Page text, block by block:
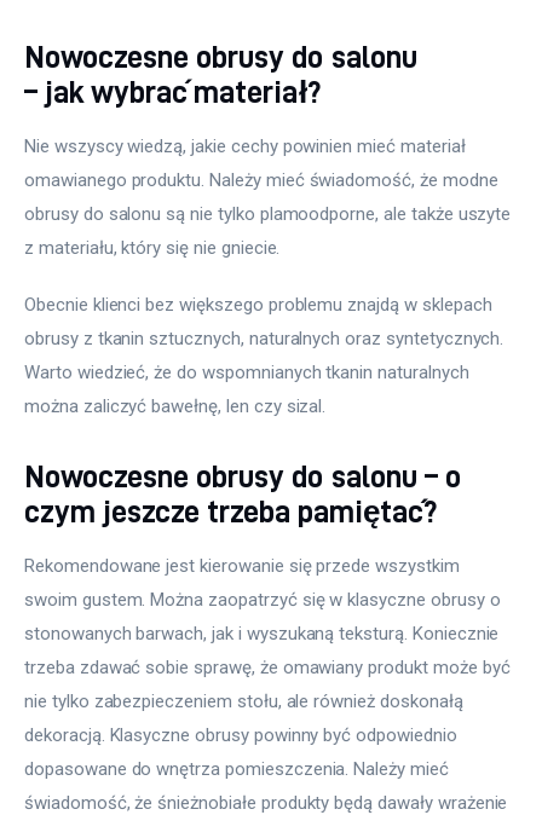
Nowoczesne obrusy do salonu
– jak wybrać materiał?
Nie wszyscy wiedzą, jakie cechy powinien mieć materiał
omawianego produktu. Należy mieć świadomość, że modne
obrusy do salonu są nie tylko plamoodporne, ale także uszyte
z materiału, który się nie gniecie.
Obecnie klienci bez większego problemu znajdą w sklepach
obrusy z tkanin sztucznych, naturalnych oraz syntetycznych.
Warto wiedzieć, że do wspomnianych tkanin naturalnych
można zaliczyć bawełnę, len czy sizal.
Nowoczesne obrusy do salonu – o
czym jeszcze trzeba pamiętać?
Rekomendowane jest kierowanie się przede wszystkim
swoim gustem. Można zaopatrzyć się w klasyczne obrusy o
stonowanych barwach, jak i wyszukaną teksturą. Koniecznie
trzeba zdawać sobie sprawę, że omawiany produkt może być
nie tylko zabezpieczeniem stołu, ale również doskonałą
dekoracją. Klasyczne obrusy powinny być odpowiednio
dopasowane do wnętrza pomieszczenia. Należy mieć
świadomość, że śnieżnobiałe produkty będą dawały wrażenie